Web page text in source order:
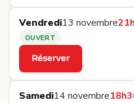
Vendredi13 novembre
OUVERT
Réserver
·
Samedi14 novembre